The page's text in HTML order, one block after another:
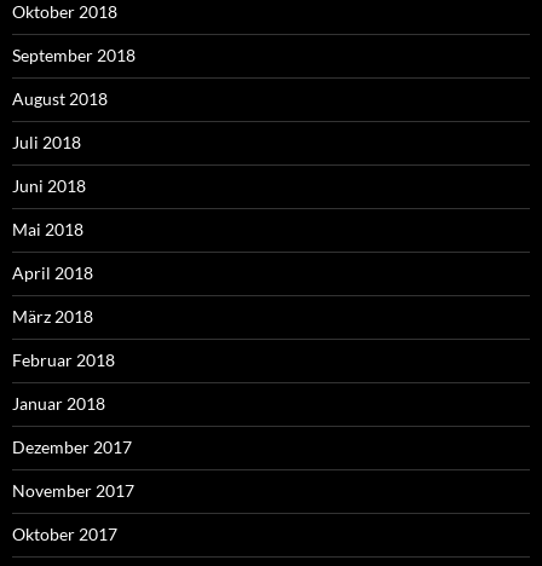
Oktober 2018
September 2018
August 2018
Juli 2018
Juni 2018
Mai 2018
April 2018
März 2018
Februar 2018
Januar 2018
Dezember 2017
November 2017
Oktober 2017